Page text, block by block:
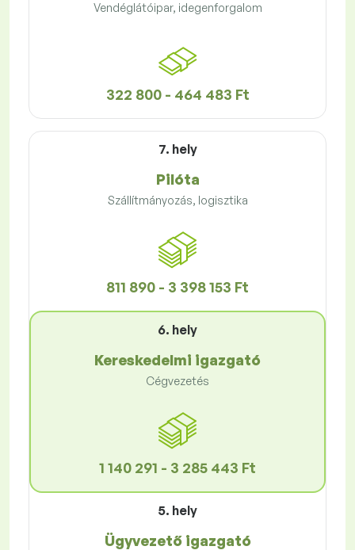
Vendéglátóipar, idegenforgalom
322 800 - 464 483 Ft
7. hely
Pilóta
Szállítmányozás, logisztika
811 890 - 3 398 153 Ft
6. hely
Kereskedelmi igazgató
Cégvezetés
1 140 291 - 3 285 443 Ft
5. hely
Ügyvezető igazgató